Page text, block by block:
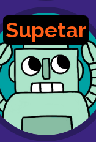
Supetar